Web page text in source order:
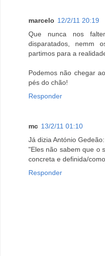
marcelo 12/2/11 20:19
Que nunca nos
disparatados, nemm
partimos para a
Podemos não chegar
pés do chão!
Responder
mc 13/2/11 01:10
Já dizia António Gedeão:
"Eles não sabem que o
concreta e definida/
Responder